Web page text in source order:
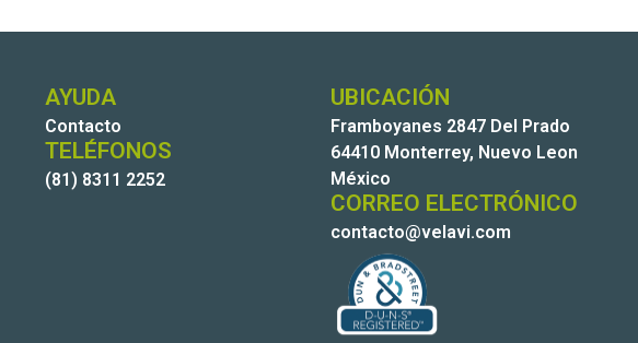
AYUDA
Contacto
TELÉFONOS
(81) 8311 2252
UBICACIÓN
Framboyanes 2847 Del Prado
64410 Monterrey, Nuevo Leon
México
CORREO ELECTRÓNICO
contacto@velavi.com